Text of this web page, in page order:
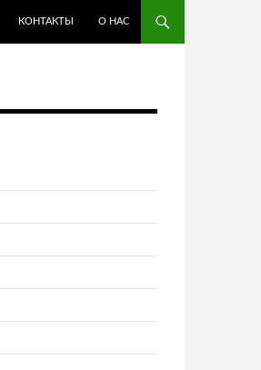
КОНТАКТЫ
О НАС